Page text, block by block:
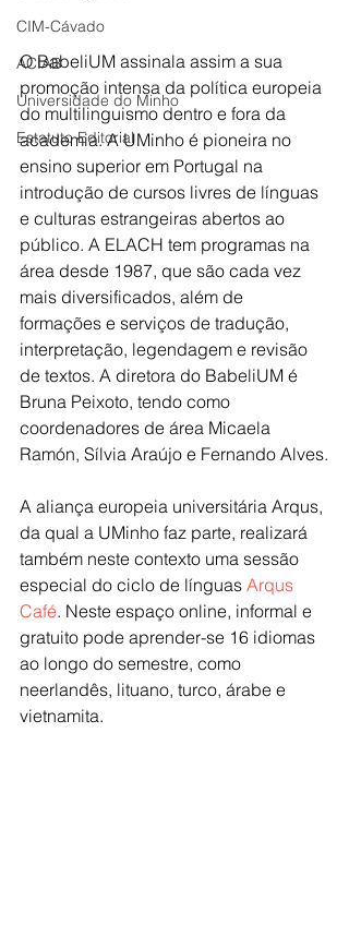
CIM-Cávado
ACIAB
Universidade do Minho
Estatuto Editorial
O BabeliUM assinala assim a sua
promoção intensa da política europeia
do multilinguismo dentro e fora da
academia. A UMinho é pioneira no
ensino superior em Portugal na
introdução de cursos livres de línguas
e culturas estrangeiras abertos ao
público. A ELACH tem programas na
área desde 1987, que são cada vez
mais diversificados, além de
formações e serviços de tradução,
interpretação, legendagem e revisão
de textos. A diretora do BabeliUM é
Bruna Peixoto, tendo como
coordenadores de área Micaela
Ramón, Sílvia Araújo e Fernando Alves.
A aliança europeia universitária Arqus,
da qual a UMinho faz parte, realizará
também neste contexto uma sessão
especial do ciclo de línguas Arqus
Café. Neste espaço online, informal e
gratuito pode aprender-se 16 idiomas
ao longo do semestre, como
neerlandês, lituano, turco, árabe e
vietnamita.